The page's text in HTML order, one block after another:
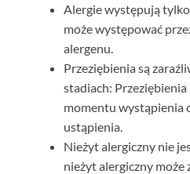
Alergie występują
może występować
alergenu.
Przeziębienia są
stadiach:
momentu wystąpienia
ustąpienia.
Nieżyt alergiczny nie
nieżyt alergiczny może